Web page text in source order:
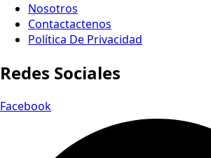
Nosotros
Contactactenos
Política De Privacidad
Redes Sociales
Facebook